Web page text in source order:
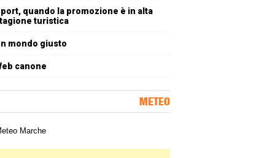
quando la promozione è in alta
turistica
mondo giusto
canone
METEO
meteorologica delle Marche